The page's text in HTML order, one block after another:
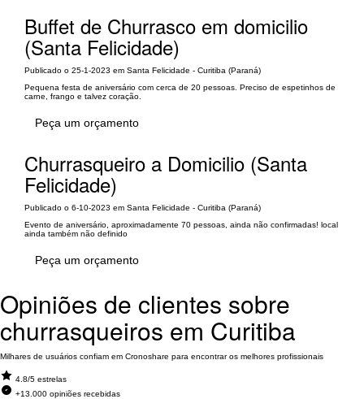
Buffet de Churrasco em domicilio
(Santa Felicidade)
Publicado o 25-1-2023 em Santa Felicidade - Curitiba (Paraná)
Pequena festa de aniversário com cerca de 20 pessoas. Preciso de espetinhos de
carne, frango e talvez coração.
Peça um orçamento
Churrasqueiro a Domicilio (Santa
Felicidade)
Publicado o 6-10-2023 em Santa Felicidade - Curitiba (Paraná)
Evento de aniversário, aproximadamente 70 pessoas, ainda não confirmadas! local
ainda também não definido
Peça um orçamento
Opiniões de clientes sobre
churrasqueiros em Curitiba
Milhares de usuários confiam em Cronoshare para encontrar os melhores profissionais
4.8/5 estrelas
+13.000 opiniões recebidas